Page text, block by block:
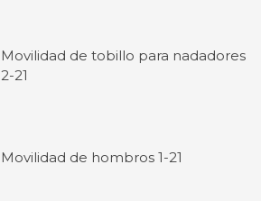
Movilidad de tobillo para nadadores
2-21
Movilidad de hombros 1-21